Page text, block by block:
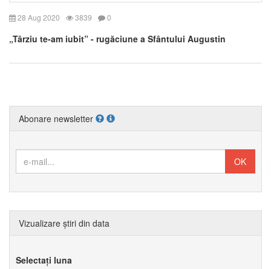
28 Aug 2020 3839 0
„Târziu te-am iubit” - rugăciune a Sfântului Augustin
Abonare newsletter
Vizualizare știri din data
Selectați luna